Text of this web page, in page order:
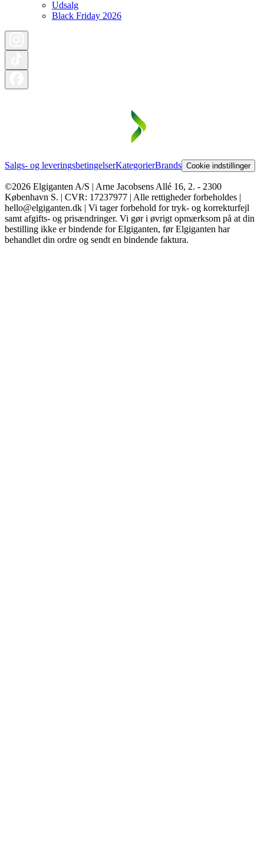
Udsalg
Black Friday 2026
Salgs- og leveringsbetingelserKategorierBrands Cookie indstillinger
©2026 Elgiganten A/S | Arne Jacobsens Allé 16, 2. - 2300
København S. | CVR: 17237977 | Alle rettigheder forbeholdes |
hello@elgiganten.dk | Vi tager forbehold for tryk- og korrekturfejl
samt afgifts- og prisændringer. Vi gør i øvrigt opmærksom på at din
bestilling ikke er bindende for Elgiganten, før Elgiganten har
behandlet din ordre og sendt en bindende faktura.